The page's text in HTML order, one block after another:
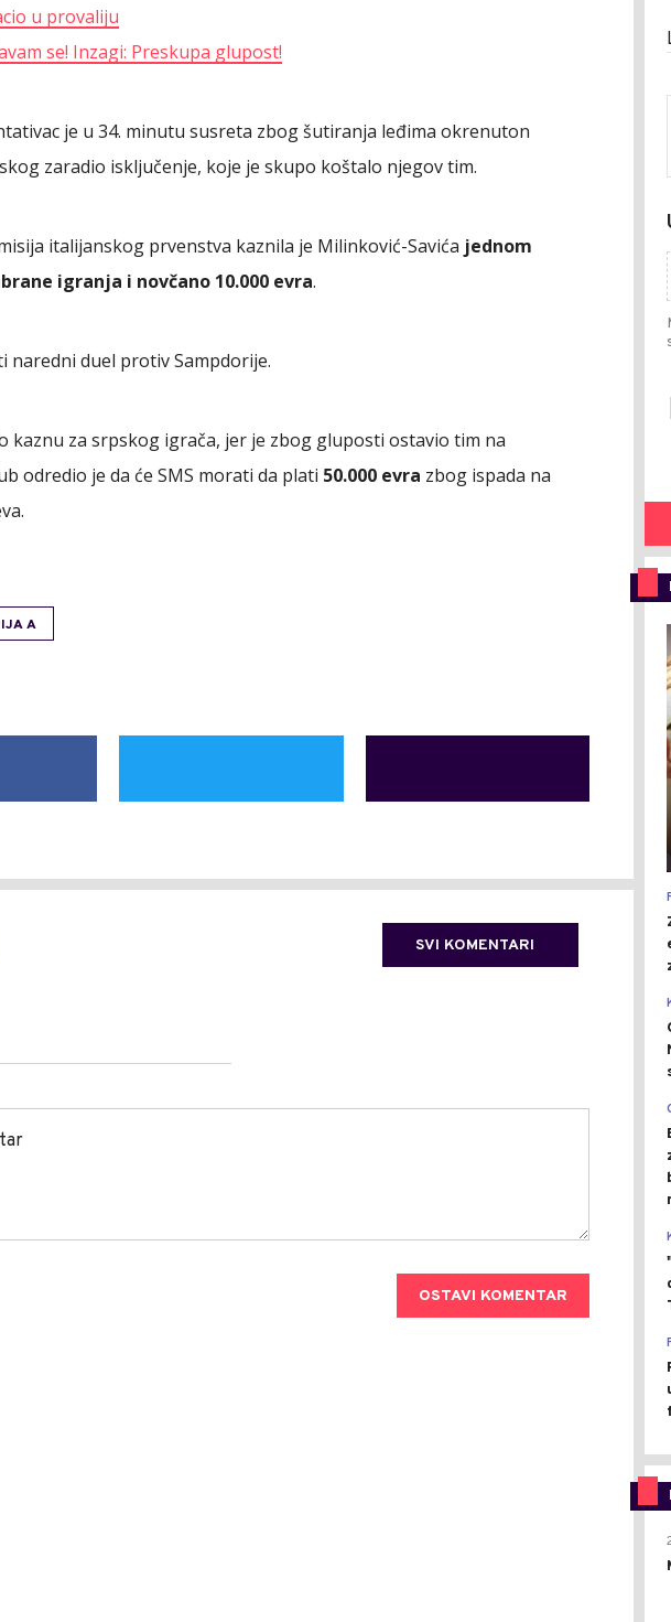
u provaliju
se! Inzagi: Preskupa glupost!
je u 34. minutu susreta zbog šutiranja leđima okrenuton
zaradio isključenje, koje je skupo koštalo njegov tim.
italijanskog prvenstva kaznila je Milinković-Savića jednom
igranja i novčano 10.000 evra.
naredni duel protiv Sampdorije.
kaznu za srpskog igrača, jer je zbog gluposti ostavio tim na
odredio je da će SMS morati da plati 50.000 evra zbog ispada na
A
SVI KOMENTARI
OSTAVI KOMENTAR